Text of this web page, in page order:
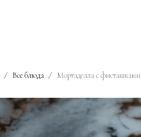
Все блюда Мортаделла с фисташками